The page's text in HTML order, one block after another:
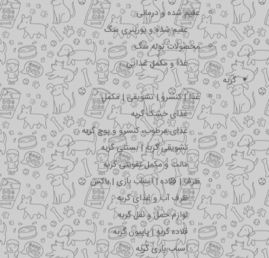
عقیم شده و درمانی
عقیم شده و یورینری سگ
محصولات توله سگ
غذا و مکمل غذایی
گربه
غذا | کنسرو | تشویقی | مکمل
غذای خشک گربه
غذای مرطوب، کنسرو و پوچ گربه
تشویقی گربه | بستنی گربه
مالت و مکمل تقویتی گربه
ظرف | قلاده | اسباب بازی | باکس
ظرف آب و غذای گربه
لوازم حمل و نقل گربه
قلاده گربه | پاپیون گربه
اسباب بازی گربه